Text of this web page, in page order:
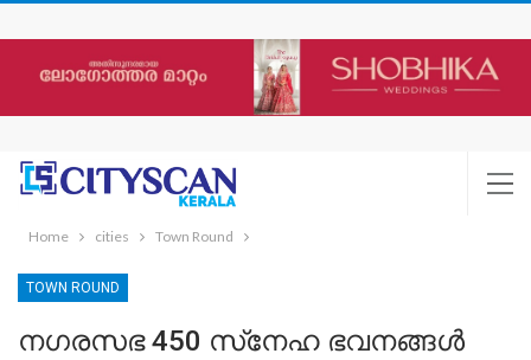
Home cities Town Round
TOWN ROUND
നഗരസഭ 450 സ്‌നേഹ ഭവനങ്ങൾ